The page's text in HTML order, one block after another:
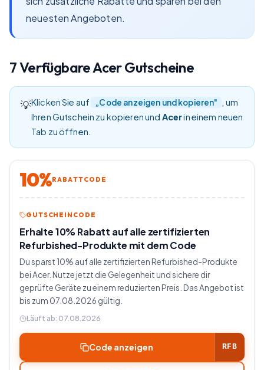
neuesten Angeboten.
7VerfügbareAcerGutscheine
💡Klicken Sie auf „Code anzeigen und kopieren"
, um
Ihren Gutschein zu kopieren und Acerin einem neuen
Tab zu öffnen.
10%RABATTCODE
GUTSCHEINCODE
Erhalte 10% Rabatt auf alle zertifizierten
Refurbished-Produkte mit dem Code
Du sparst 10% auf alle zertifizierten Refurbished-Produkte
bei Acer. Nutze jetzt die Gelegenheit und sichere dir
geprüfte Geräte zu einem reduzierten Preis. Das Angebot ist
bis zum 07.08.2026 gültig.
Läuft ab: 07.08.2026
Code anzeigen RFB